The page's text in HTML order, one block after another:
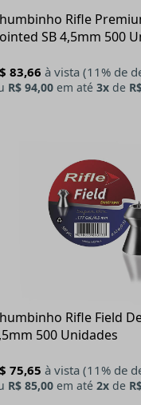
Rifle
SB 4,5mm 500
83,66 à vista (11% de
R$ 94,00 em até 3x de
Rifle Field
500 Unidades
75,65 à vista (11% de
R$ 85,00 em até 2x de